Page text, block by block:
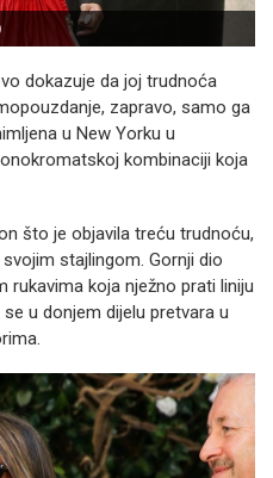
dokazuje da joj trudnoća
zapravo, samo ga
u New Yorku u
kombinaciji koja
što je objavila treću trudnoću,
stajlingom. Gornji dio
rukavima koja nježno prati liniju
u donjem dijelu pretvara u